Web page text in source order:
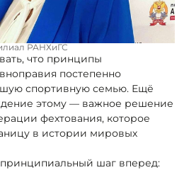
РАНХиГС
что принципы
постепенно
спортивную семью. Ещё
этому — важное решение
фехтования, которое
в истории мировых
шаг вперед: